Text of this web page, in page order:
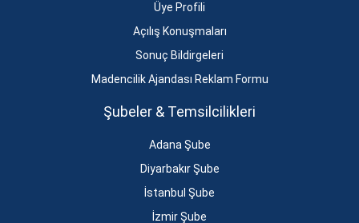
Üye Profili
Açılış Konuşmaları
Sonuç Bildirgeleri
Madencilik Ajandası Reklam Formu
Şubeler & Temsilcilikleri
Adana Şube
Diyarbakır Şube
İstanbul Şube
İzmir Şube